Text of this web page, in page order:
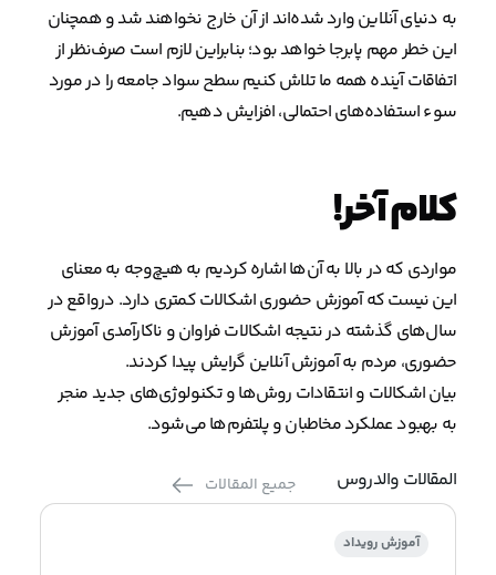
به دنیای آنلاین وارد شده‌اند از آن خارج نخواهند شد و همچنان
این خطر مهم پابرجا خواهد بود؛ بنابراین لازم است صرف‌نظر از
اتفاقات آینده همه ما تلاش کنیم سطح سواد جامعه را در مورد
سوء‌ استفاده‌های احتمالی، افزایش دهیم.
کلام آخر!
مواردی که در بالا به آن‌ها اشاره کردیم به هیچ‌وجه به معنای
این نیست که آموزش حضوری اشکالات کمتری دارد. درواقع در
سال‌های گذشته در نتیجه اشکالات فراوان و ناکارآمدی آموزش
حضوری، مردم به آموزش آنلاین گرایش پیدا کردند.
بیان اشکالات و انتقادات روش‌ها و تکنولوژی‌های جدید منجر
به بهبود عملکرد مخاطبان و پلتفرم‌ها می‌شود.
المقالات والدروس
جميع المقالات
آموزش رویداد